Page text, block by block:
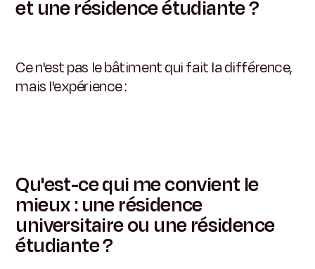
et une résidence étudiante ?
Ce n'est pas le bâtiment qui fait la différence,
mais l'expérience :
Qu'est-ce qui me convient le
mieux : une résidence
universitaire ou une résidence
étudiante ?